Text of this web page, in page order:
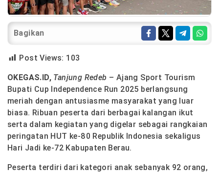
Bagikan
Post Views: 103
OKEGAS.ID, Tanjung Redeb – Ajang Sport Tourism
Bupati Cup Independence Run 2025 berlangsung
meriah dengan antusiasme masyarakat yang luar
biasa. Ribuan peserta dari berbagai kalangan ikut
serta dalam kegiatan yang digelar sebagai rangkaian
peringatan HUT ke-80 Republik Indonesia sekaligus
Hari Jadi ke-72 Kabupaten Berau.
Peserta terdiri dari kategori anak sebanyak 92 orang,